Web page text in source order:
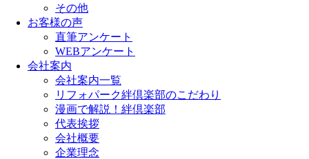
その他
お客様の声
直筆アンケート
WEBアンケート
会社案内
会社案内一覧
リフォパーク絆倶楽部のこだわり
漫画で解説！絆倶楽部
代表挨拶
会社概要
企業理念